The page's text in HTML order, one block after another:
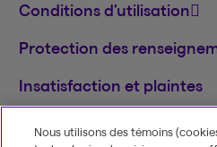
Conditions d’utilisation
Protection des
Insatisfaction et plaintes
Nous utilisons des témoins